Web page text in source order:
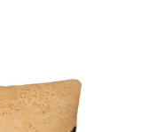
CHF 59
52